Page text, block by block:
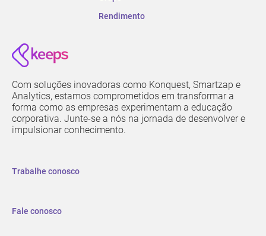
Rendimento
Com soluções inovadoras como Konquest, Smartzap e
Analytics, estamos comprometidos em transformar a
forma como as empresas experimentam a educação
corporativa. Junte-se a nós na jornada de desenvolver e
impulsionar conhecimento.
Trabalhe conosco
Fale conosco